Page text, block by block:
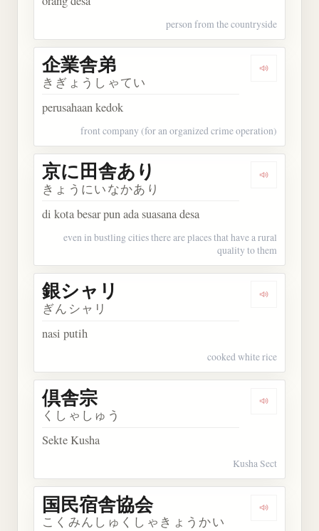
person from the countryside
Dengarkan
企業舎弟
きぎょうしゃてい
perusahaan kedok
front company (for an organized crime operation)
Dengarkan
京に田舎あり
きょうにいなかあり
di kota besar pun ada suasana desa
even in bustling cities there are places that have a rural
quality to them
Dengarkan
銀シャリ
ぎんシャリ
nasi putih
cooked white rice
Dengarkan
倶舎宗
くしゃしゅう
Sekte Kusha
Kusha Sect
Dengarkan
国民宿舎協会
こくみんしゅくしゃきょうかい